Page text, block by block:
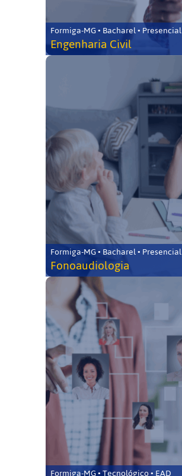
Formiga-MG • Bacharel • Presencial
Engenharia Civil
Formiga-MG • Bacharel • Presencial
Fonoaudiologia